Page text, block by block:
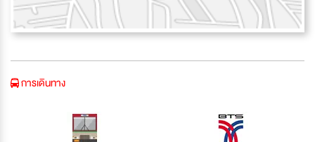
การเดินทาง